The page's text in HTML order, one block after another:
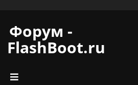
Форум -
FlashBoot.ru